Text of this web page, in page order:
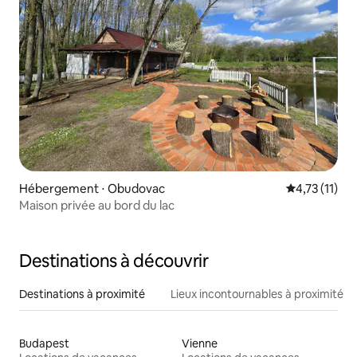
Hébergement ⋅ Obudovac Évaluation
4,73 (11)
Maison privée au bord du lac
Destinations à découvrir
Destinations à proximité Lieux incontournables à proximité
Budapest
Vienne